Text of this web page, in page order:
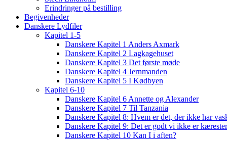
Erindringer på bestilling
Begivenheder
Danskere Lydfiler
Kapitel 1-5
Danskere Kapitel 1 Anders Axmark
Danskere Kapitel 2 Lagkagehuset
Danskere Kapitel 3 Det første møde
Danskere Kapitel 4 Jernmanden
Danskere Kapitel 5 I Kødbyen
Kapitel 6-10
Danskere Kapitel 6 Annette og Alexander
Danskere Kapitel 7 Til Tanzania
Danskere Kapitel 8: Hvem er det, der ikke har
Danskere Kapitel 9: Det er godt vi ikke er
Danskere Kapitel 10 Kan I i aften?